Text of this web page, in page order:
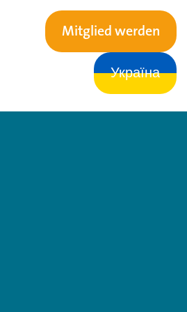
Mitglied werden
Україна